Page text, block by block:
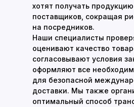
хотят получать
поставщиков, сокращая
на посредников.
Наши специалисты
оценивают качество
согласовывают условия
оформляют все
для безопасной
доставки. Мы также
оптимальный способ